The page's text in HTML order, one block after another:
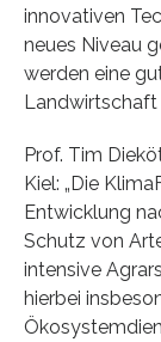
innovativen
neues Niveau
werden eine
Landwirtschaft
Prof. Tim
Kiel: „Die
Entwicklung
Schutz von
intensive
hierbei